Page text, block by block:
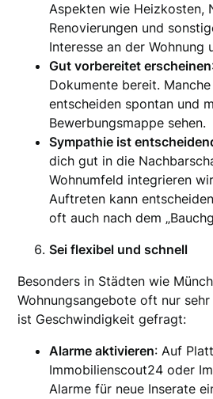
Aspekten wie Heizkosten,
Renovierungen und
Interesse an der Wohnung
Gut vorbereitet erscheinen
Dokumente bereit.
entscheiden spontan und
Bewerbungsmappe sehen.
Sympathie ist
dich gut in die
Wohnumfeld integrieren
Auftreten kann
oft auch nach dem
Sei flexibel und schnell
Besonders in Städten wie
Wohnungsangebote oft nur
ist Geschwindigkeit gefragt:
Alarme aktivieren: Auf
Immobilienscout24 oder
Alarme für neue Inserate